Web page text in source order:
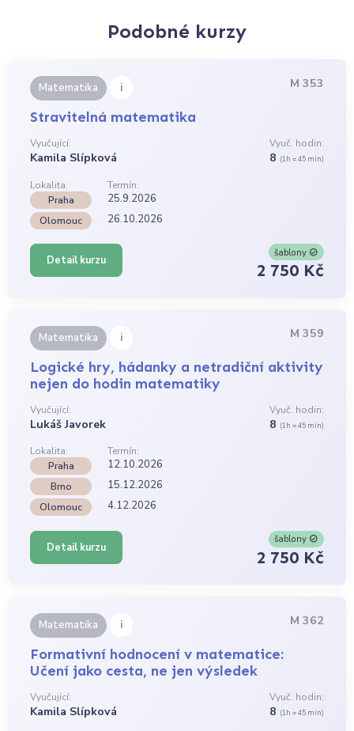
Podobné kurzy
Matematika i M 353
Stravitelná matematika
Vyučující:
Kamila Slípková
Vyuč. hodin:
8 (1h = 45 min)
Lokalita:
Termín:
Praha
25.9.2026
Olomouc 26.10.2026
Detail kurzu
šablony
2 750 Kč
Matematika i M 359
Logické hry, hádanky a netradiční aktivity
nejen do hodin matematiky
Vyučující:
Lukáš Javorek
Vyuč. hodin:
8 (1h = 45 min)
Lokalita:
Termín:
Praha
12.10.2026
Brno 15.12.2026
Olomouc 4.12.2026
Detail kurzu
šablony
2 750 Kč
Matematika i M 362
Formativní hodnocení v matematice:
Učení jako cesta, ne jen výsledek
Vyučující:
Kamila Slípková
Vyuč. hodin:
8 (1h = 45 min)